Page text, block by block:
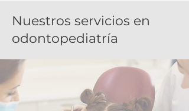
Nuestros servicios en
odontopediatría